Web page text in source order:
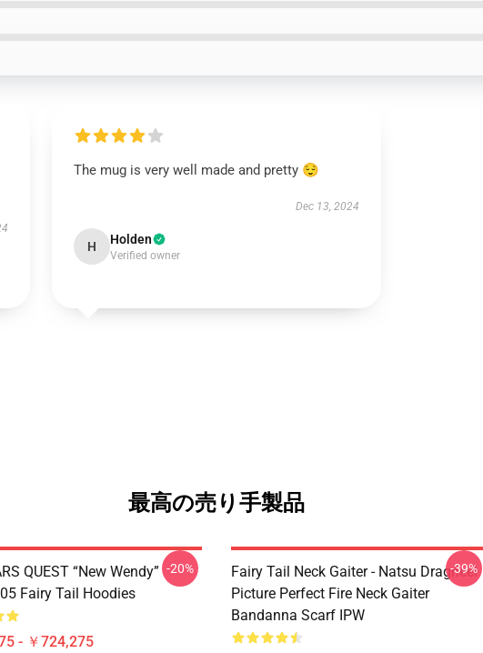
The mug is very well made and pretty 😌
Dec 13, 2024
H Holden
Verified owner
最高の売り手製品
QUEST “New Wendy”
Fairy Tail Hoodies
- ￥724,275
-20%
Fairy Tail Neck Gaiter - Natsu Dragneel
Picture Perfect Fire Neck Gaiter
Bandanna Scarf IPW
-39%